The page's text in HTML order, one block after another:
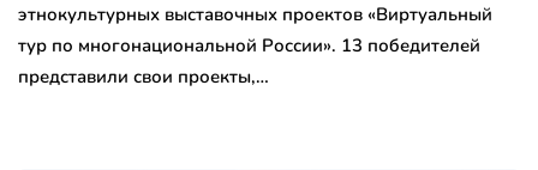
этнокультурных выставочных проектов «Виртуальный
тур по многонациональной России». 13 победителей
представили свои проекты,…